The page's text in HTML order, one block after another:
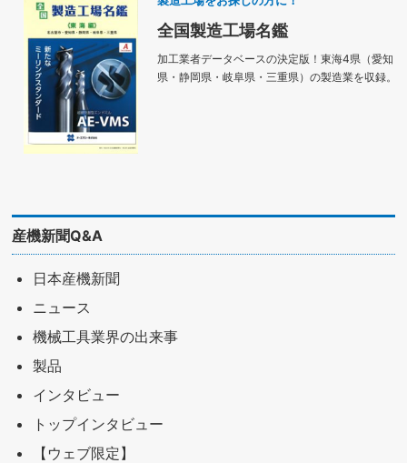
全国製造工場名鑑
加工業者データベースの決定版！東海4県（愛知
県・静岡県・岐阜県・三重県）の製造業を収録。
産機新聞Q&A
日本産機新聞
ニュース
機械工具業界の出来事
製品
インタビュー
トップインタビュー
【ウェブ限定】